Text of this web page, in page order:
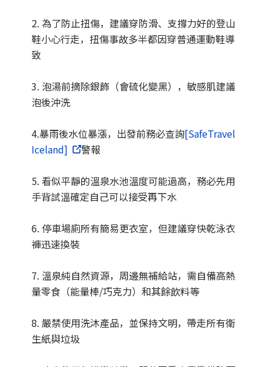
2. 為了防止扭傷，建議穿防滑、支撐力好的登山
鞋小心行走，扭傷事故多半都因穿普通運動鞋導
致
3. 泡湯前摘除銀飾（會硫化變黑），敏感肌建議
泡後沖洗
4.暴雨後水位暴漲，出發前務必查詢[SafeTravel
Iceland]
警報
5. 看似平靜的溫泉水池溫度可能過高，務必先用
手背試溫確定自己可以接受再下水
6. 停車場廁所有簡易更衣室，但建議穿快乾泳衣
褲迅速換裝
7. 溫泉純自然資源，周邊無補給站，需自備高熱
量零食（能量棒/巧克力）和其餘飲料等
8. 嚴禁使用洗沐產品，並保持文明，帶走所有衛
生紙與垃圾